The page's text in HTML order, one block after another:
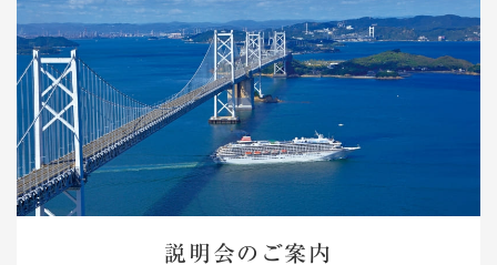
説明会のご案内